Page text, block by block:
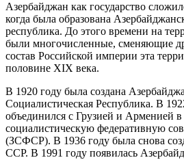
Азербайджан как государство
когда была образована
республика. До этого времени на
были многочисленные, сменяющие
состав Российской империи эта
половине XIX века.
В 1920 году была создана
Социалистическая Республика. В
объединился с Грузией и Арменией в
социалистическую федеративную
(ЗСФСР). В 1936 году была снова
ССР. В 1991 году появилась